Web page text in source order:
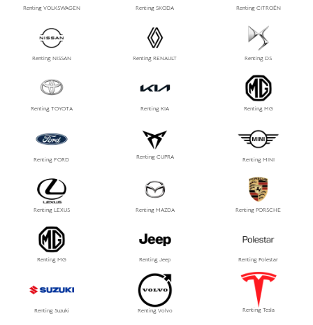
Renting VOLKSWAGEN Renting SKODA Renting CITROËN
Renting NISSAN Renting RENAULT Renting DS
Renting TOYOTA Renting KIA Renting MG
Renting FORD Renting CUPRA Renting MINI
Renting LEXUS Renting MAZDA Renting PORSCHE
Renting MG Renting Jeep Renting Polestar
Renting Suzuki Renting Volvo Renting Tesla